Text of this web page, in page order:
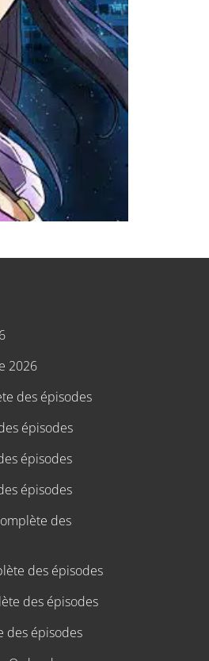
2026
des épisodes
épisodes
épisodes
épisodes
des
des épisodes
des épisodes
des épisodes